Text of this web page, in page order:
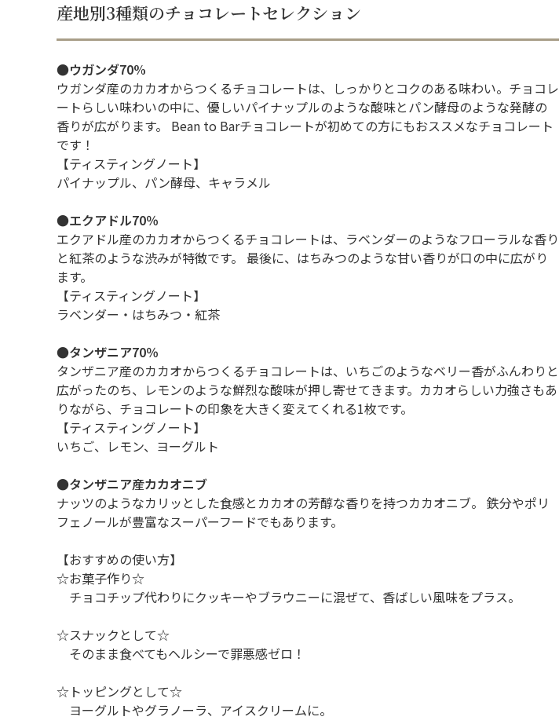
産地別3種類のチョコレートセレクション
●ウガンダ70%
ウガンダ産のカカオからつくるチョコレートは、しっかりとコクのある味わい。チョコレ
ートらしい味わいの中に、優しいパイナップルのような酸味とパン酵母のような発酵の
香りが広がります。 Bean to Barチョコレートが初めての方にもおススメなチョコレート
です！
【ティスティングノート】
パイナップル、パン酵母、キャラメル
●エクアドル70％
エクアドル産のカカオからつくるチョコレートは、ラベンダーのようなフローラルな香り
と紅茶のような渋みが特徴です。 最後に、はちみつのような甘い香りが口の中に広がり
ます。
【ティスティングノート】
ラベンダー・はちみつ・紅茶
●タンザニア70％
タンザニア産のカカオからつくるチョコレートは、いちごのようなベリー香がふんわりと
広がったのち、レモンのような鮮烈な酸味が押し寄せてきます。カカオらしい力強さもあ
りながら、チョコレートの印象を大きく変えてくれる1枚です。
【ティスティングノート】
いちご、レモン、ヨーグルト
●タンザニア産カカオニブ
ナッツのようなカリッとした食感とカカオの芳醇な香りを持つカカオニブ。 鉄分やポリ
フェノールが豊富なスーパーフードでもあります。
【おすすめの使い方】
☆お菓子作り☆
チョコチップ代わりにクッキーやブラウニーに混ぜて、香ばしい風味をプラス。
☆スナックとして☆
そのまま食べてもヘルシーで罪悪感ゼロ！
☆トッピングとして☆
ヨーグルトやグラノーラ、アイスクリームに。